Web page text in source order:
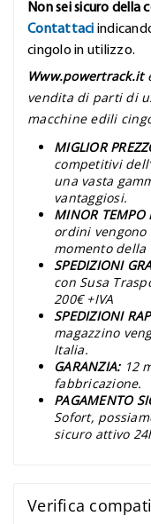
Non sei sicuro della
Contattaci
cingolo in utilizzo.
Www.powertrack.it
vendita di parti di
macchine edili
MIGLIOR
competitivi
una vasta
vantaggiosi.
MINOR TEMPO
ordini
momento della
SPEDIZIONI
con Susa
200€ +IVA
SPEDIZIONI
magazzino
Italia.
GARANZIA: 12
fabbricazione.
PAGAMENTO
Sofort,
sicuro attivo
Verifica